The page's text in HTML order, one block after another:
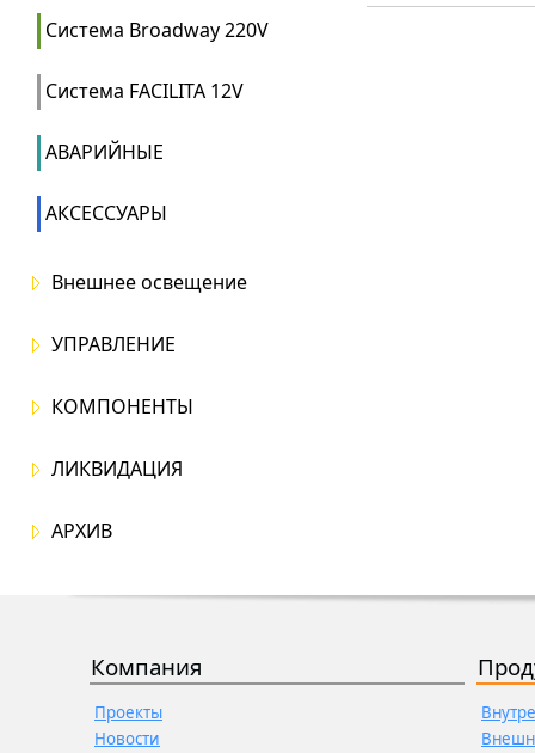
Система Broadway 220V
Система FACILITA 12V
АВАРИЙНЫЕ
АКСЕССУАРЫ
Внешнее освещение
УПРАВЛЕНИЕ
КОМПОНЕНТЫ
ЛИКВИДАЦИЯ
АРХИВ
Компания
Проекты
Новости